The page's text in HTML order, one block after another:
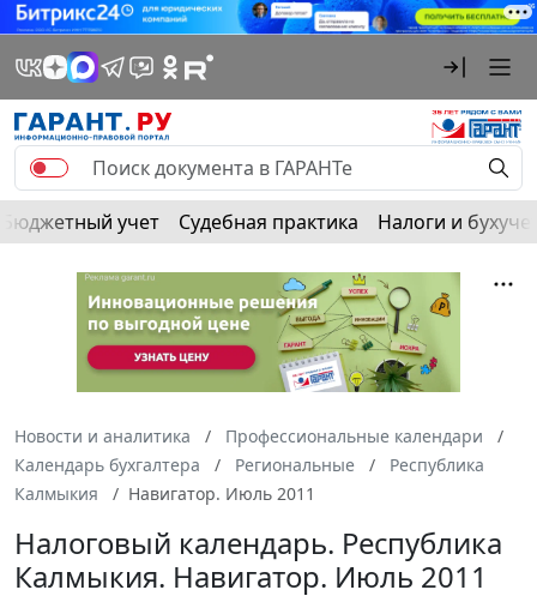
Бюджетный учет Судебная практика Налоги и
Новости и аналитика
Профессиональные календари
Календарь бухгалтера
Региональные
Республика
Калмыкия
Навигатор. Июль 2011
Налоговый календарь. Республика
Калмыкия. Навигатор. Июль 2011